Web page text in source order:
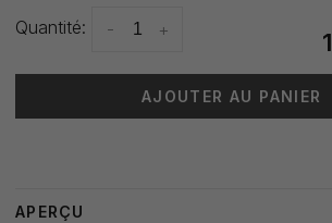
Quantité: +
-
AJOUTER AU PANIER
APERÇU